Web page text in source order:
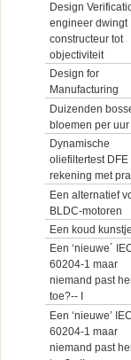
Design
engineer dwingt
constructeur tot
objectiviteit
Design for
Manufacturing
Duizenden
bloemen per uur
Dynamische
oliefiltertest DFE
rekening met
Een alternatief
BLDC-motoren
Een koud kunstje
Een ‘nieuwe´
60204-1 maar
niemand past
toe?-- I
Een ‘nieuwe’ IEC
60204-1 maar
niemand past